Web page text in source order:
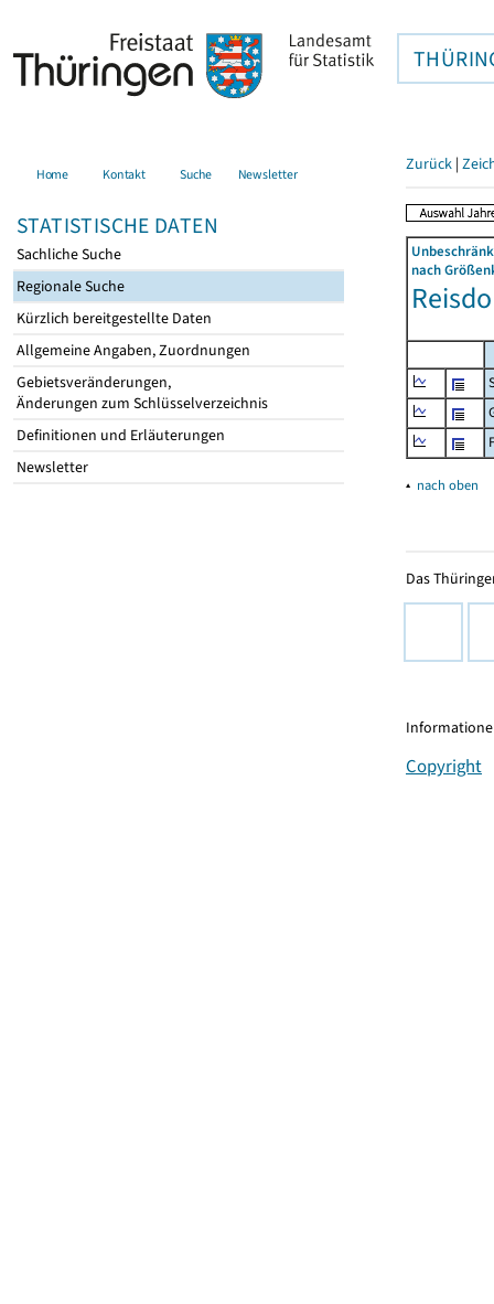
Home Kontakt Suche Newsletter
STATISTISCHE DATEN
Sachliche Suche
Regionale Suche
Kürzlich bereitgestellte Daten
Allgemeine Angaben, Zuordnungen
Gebietsveränderungen,
Änderungen zum Schlüsselverzeichnis
Definitionen und Erläuterungen
Newsletter
Zurück |
nach
▴ nach oben
Das
Copyright